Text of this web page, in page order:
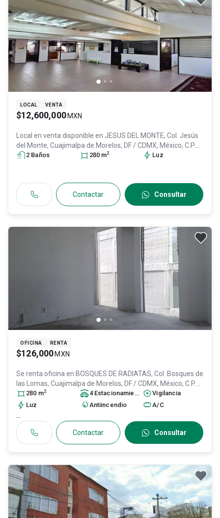
LOCAL VENTA
$12,600,000 MXN
Local en venta disponible en JESUS DEL MONTE, Col. Jesús
del Monte, Cuajimalpa de Morelos, DF / CDMX, México, C.P.
05260, ID:31019728
2 Baños 280 m2 Luz
Contactar Consultar
OFICINA RENTA
$126,000 MXN
Se renta oficina en BOSQUES DE RADIATAS, Col. Bosques de
las Lomas, Cuajimalpa de Morelos, DF / CDMX, México, C.P.
05120, ID:
280 m2 4 Estacionamiento s
Vigilancia
Luz
Antiincendio A/C
...
Contactar Consultar